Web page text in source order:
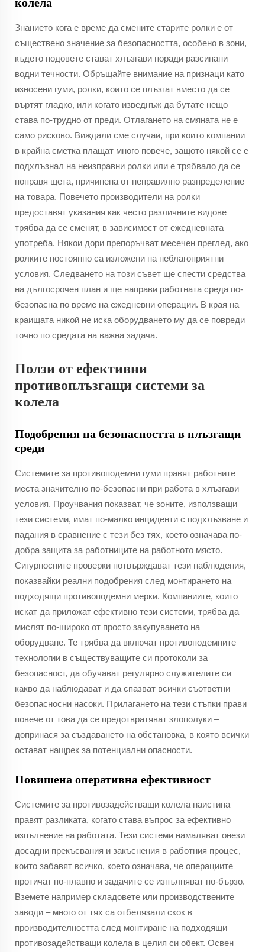
Знанието кога е време да смените старите ролки е от
съществено значение за безопасността, особено в зони,
където подовете стават хлъзгави поради разсипани
водни течности. Обръщайте внимание на признаци като
износени гуми, ролки, които се плъзгат вместо да се
въртят гладко, или когато изведнъж да бутате нещо
става по-трудно от преди. Отлагането на смяната не е
само рисково. Виждали сме случаи, при които компании
в крайна сметка плащат много повече, защото някой се е
подхлъзнал на неизправни ролки или е трябвало да се
поправя щета, причинена от неправилно разпределение
на товара. Повечето производители на ролки
предоставят указания как често различните видове
трябва да се сменят, в зависимост от ежедневната
употреба. Някои дори препоръчват месечен преглед, ако
ролките постоянно са изложени на неблагоприятни
условия. Следването на този съвет ще спести средства
на дългосрочен план и ще направи работната среда по-
безопасна по време на ежедневни операции. В края на
краищата никой не иска оборудването му да се повреди
точно по средата на важна задача.
Ползи от ефективни
противоплъзгащи системи за
колела
Подобрения на безопасността в плъзгащи
среди
Системите за противоподемни гуми правят работните
места значително по-безопасни при работа в хлъзгави
условия. Проучвания показват, че зоните, използващи
тези системи, имат по-малко инциденти с подхлъзване и
падания в сравнение с тези без тях, което означава по-
добра защита за работниците на работното място.
Сигурносните проверки потвърждават тези наблюдения,
показвайки реални подобрения след монтирането на
подходящи противоподемни мерки. Компаниите, които
искат да приложат ефективно тези системи, трябва да
мислят по-широко от просто закупуването на
оборудване. Те трябва да включат противоподемните
технологии в съществуващите си протоколи за
безопасност, да обучават регулярно служителите си
какво да наблюдават и да спазват всички съответни
безопасносни насоки. Прилагането на тези стъпки прави
повече от това да се предотвратяват злополуки –
допринася за създаването на обстановка, в която всички
остават нащрек за потенциални опасности.
Повишена оперативна ефективност
Системите за противозадействащи колела наистина
правят разликата, когато става въпрос за ефективно
изпълнение на работата. Тези системи намаляват онези
досадни прекъсвания и закъснения в работния процес,
които забавят всичко, което означава, че операциите
протичат по-плавно и задачите се изпълняват по-бързо.
Вземете например складовете или производствените
заводи – много от тях са отбелязали скок в
производителността след монтиране на подходящи
противозадействащи колела в целия си обект. Освен